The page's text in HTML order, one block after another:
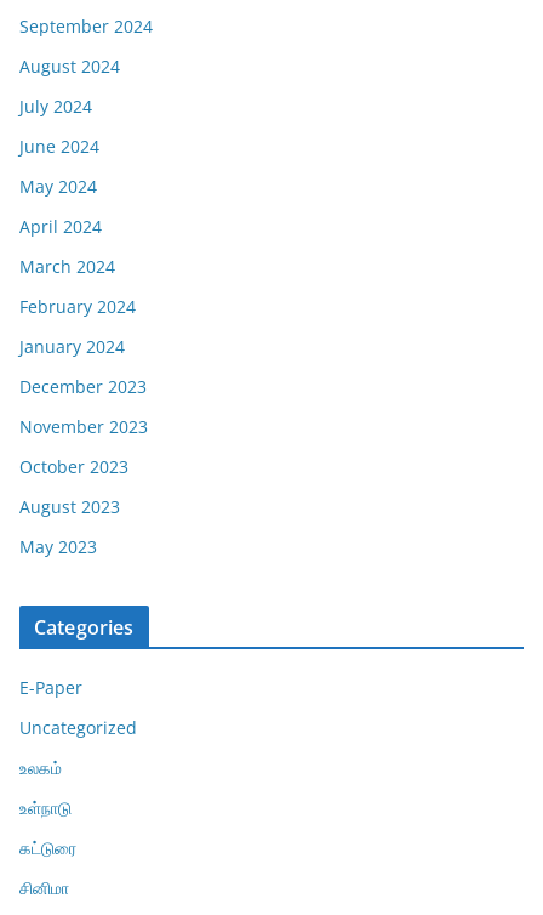
September 2024
August 2024
July 2024
June 2024
May 2024
April 2024
March 2024
February 2024
January 2024
December 2023
November 2023
October 2023
August 2023
May 2023
Categories
E-Paper
Uncategorized
உலகம்
உள்நாடு
கட்டுரை
சினிமா